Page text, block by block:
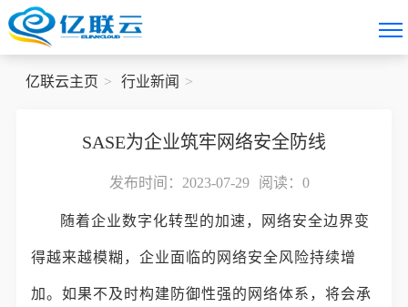
亿联云主页 行业新闻
SASE为企业筑牢网络安全防线
发布时间：2023-07-29 阅读： 0
随着企业数字化转型的加速，网络安全边界变
得越来越模糊，企业面临的网络安全风险持续增
加。如果不及时构建防御性强的网络体系，将会承